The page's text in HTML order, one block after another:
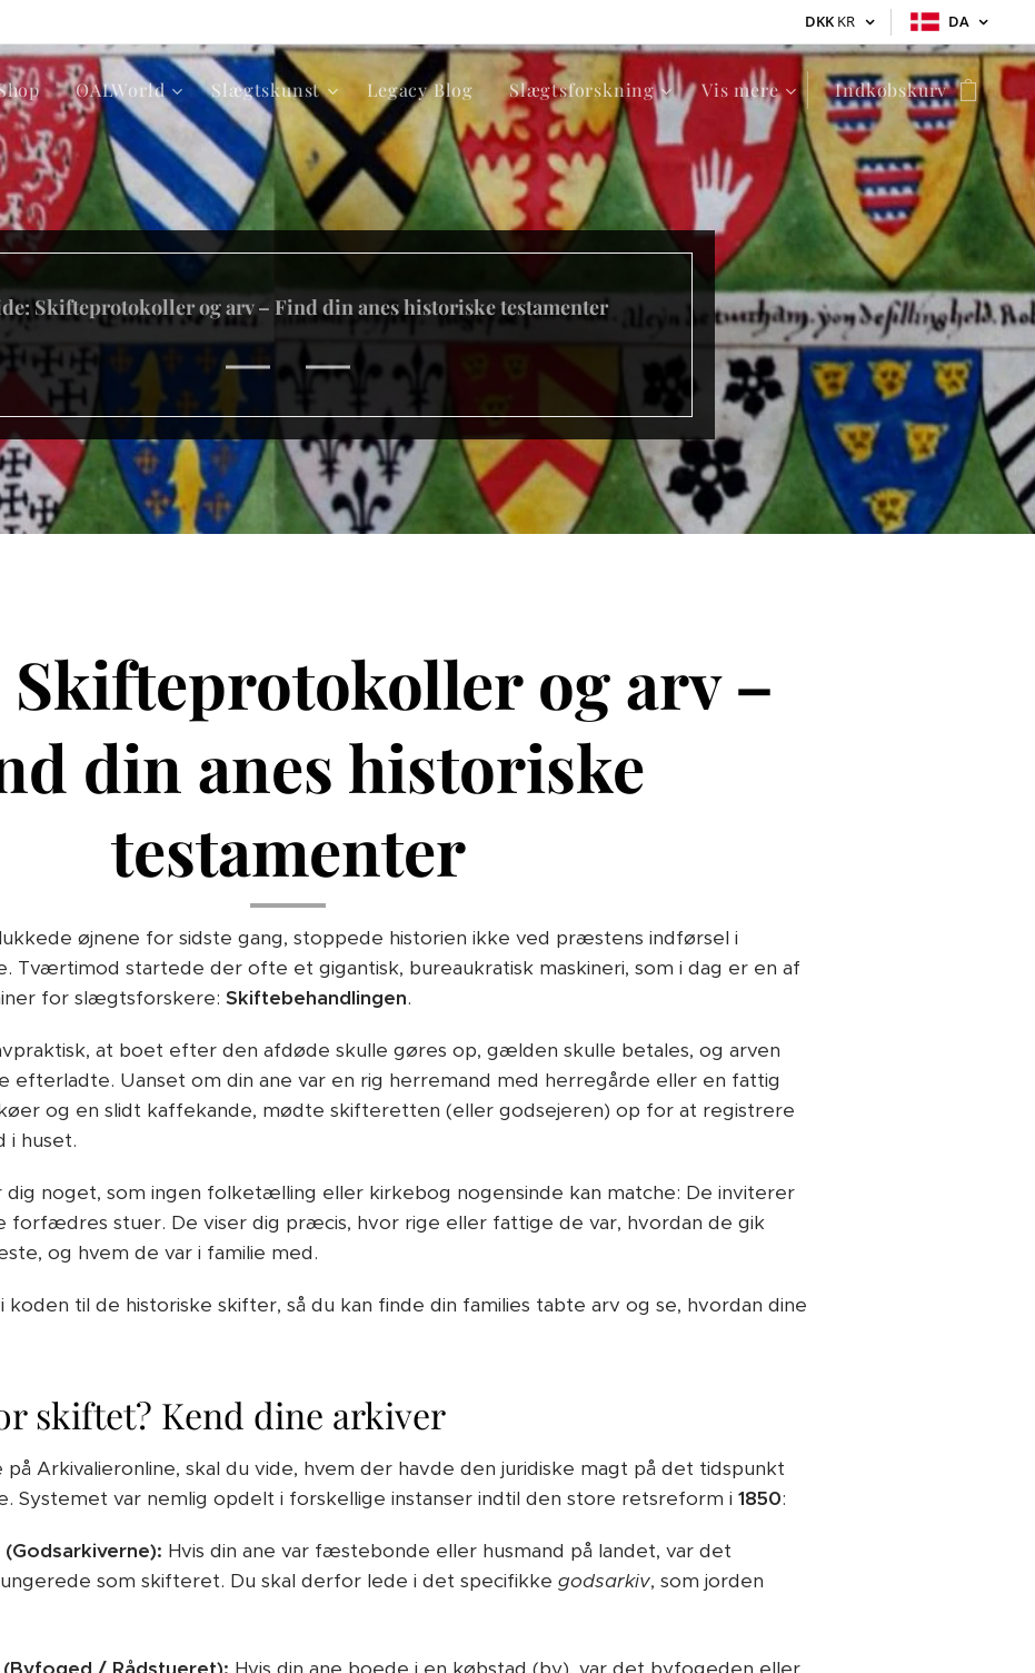
DKK KR DA
OALWorld Slægtskunst Legacy Blog Slægtsforskning Vis mere Indkøbskurv
Skifteprotokoller og arv – Find din anes historiske testamenter
Skifteprotokoller og arv –
din anes historiske
testamenter
øjnene for sidste gang, stoppede historien ikke ved præstens indførsel i
Tværtimod startede der ofte et gigantisk, bureaukratisk maskineri, som i dag er en af
for slægtsforskere: Skiftebehandlingen.
at boet efter den afdøde skulle gøres op, gælden skulle betales, og arven
efterladte. Uanset om din ane var en rig herremand med herregårde eller en fattig
og en slidt kaffekande, mødte skifteretten (eller godsejeren) op for at registrere
i huset.
noget, som ingen folketælling eller kirkebog nogensinde kan matche: De inviterer
forfædres stuer. De viser dig præcis, hvor rige eller fattige de var, hvordan de gik
og hvem de var i familie med.
til de historiske skifter, så du kan finde din families tabte arv og se, hvordan dine
skiftet? Kend dine arkiver
Arkivalieronline, skal du vide, hvem der havde den juridiske magt på det tidspunkt
Systemet var nemlig opdelt i forskellige instanser indtil den store retsreform i 1850:
Hvis din ane var fæstebonde eller husmand på landet, var det
som skifteret. Du skal derfor lede i det specifikke godsarkiv, som jorden